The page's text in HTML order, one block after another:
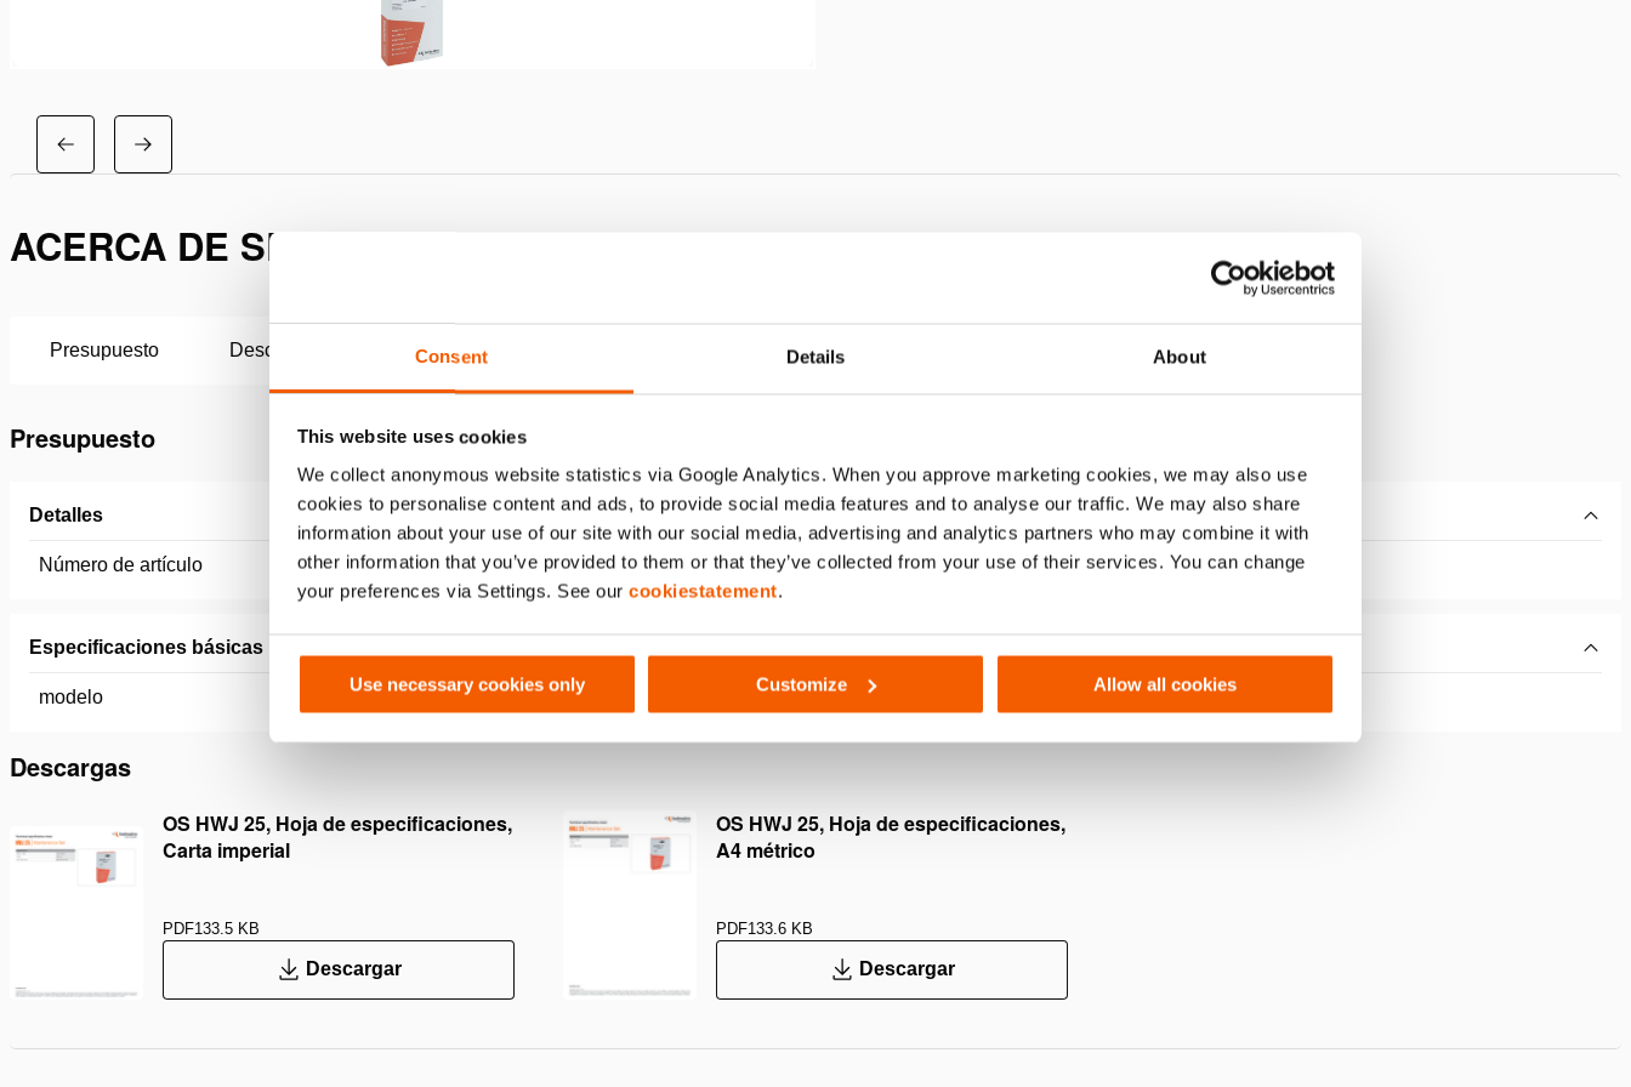
Consent Details About
This website uses cookies
We collect anonymous website statistics via Google Analytics. When you approve marketing cookies, we may also use
cookies to personalise content and ads, to provide social media features and to analyse our traffic. We may also share
information about your use of our site with our social media, advertising and analytics partners who may combine it with
other information that you’ve provided to them or that they’ve collected from your use of their services. You can change
your preferences via Settings. See our cookiestatement.
Use necessary cookies only Customize Allow all cookies
ACERCA DE SET DE MANTENIMIENTO OS HWJ 25
Presupuesto Descargas
Presupuesto
Detalles
Número de artículo 100.103.081
Especificaciones básicas
modelo OS HWJ 25
Descargas
OS HWJ 25, Hoja de especificaciones,
Carta imperial
PDF133.5 KB
Descargar
OS HWJ 25, Hoja de especificaciones,
A4 métrico
PDF133.6 KB
Descargar